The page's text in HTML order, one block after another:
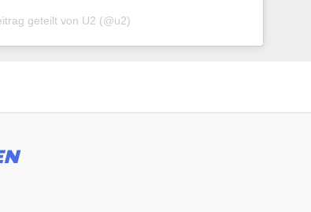
geteilt von U2 (@u2)